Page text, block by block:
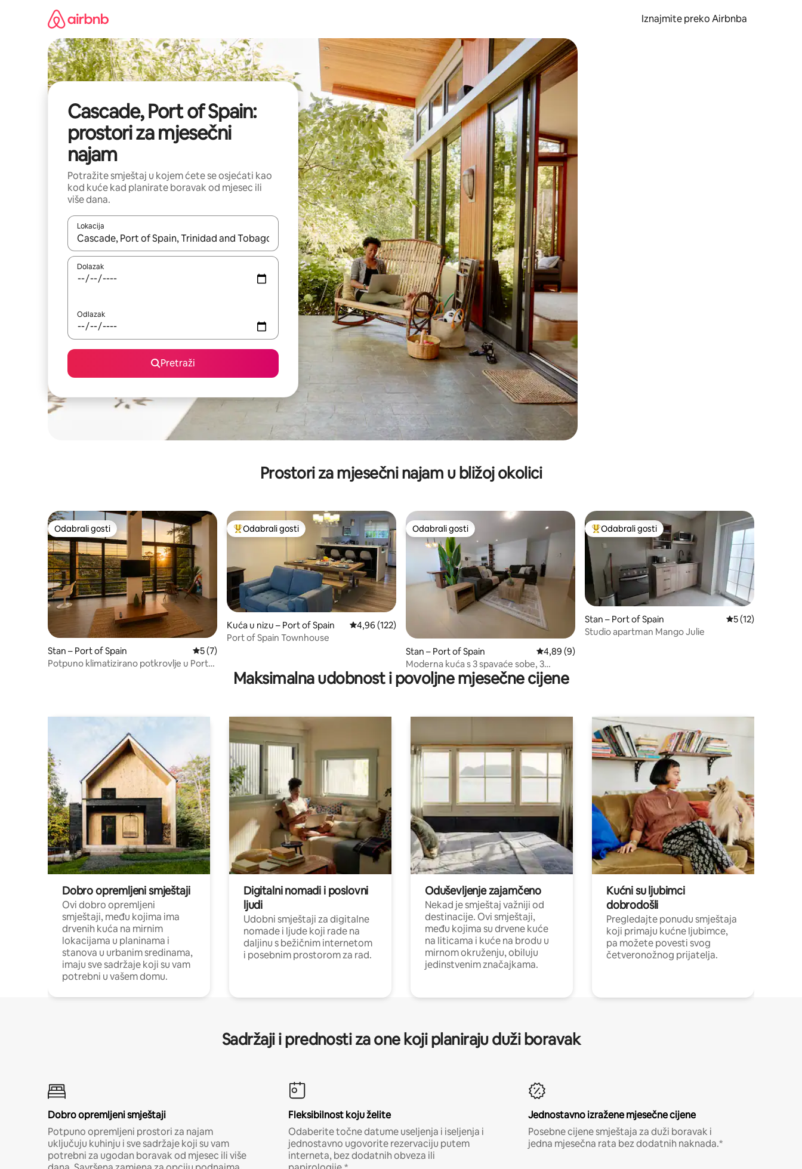
Iznajmite preko Airbnba
Cascade, Port of Spain:
prostori za mjesečni
najam
Potražite smještaj u kojem ćete se osjećati kao
kod kuće kad planirate boravak od mjesec ili
više dana.
Lokacija
Kada budu dostupni rezultati, moći ćete ih pregledati koristeći se strelicama prema gore i prema dolje, kao i dodirom ili prelaskom prstom po zaslonu.
Dolazak
Odlazak
Pretraži
Prostori za mjesečni najam u bližoj okolici
Odabrali gosti
Odabrali gosti
Stan – Port of Spain Prosječna ocjena: 5/5, recenzija: 7
5 (7)
Potpuno klimatizirano potkrovlje u Port
Među najviše rangiranima s oznakom „Odabrali gosti”
Odabrali gosti
Kuća u nizu – Port of Spain Prosječna ocjena: 4,96/5, recenzija: 122
4,96 (122)
Port of Spain Townhouse
Odabrali gosti
Odabrali gosti
Stan – Port of Spain Prosječna ocjena: 4,89/5, recenzija: 9
4,89 (9)
Moderna kuća s 3 spavaće sobe, 3
kupaonice i bazenom, 5 min do centra
POS-a
Među najviše rangiranima s oznakom „Odabrali gosti”
Odabrali gosti
Stan – Port of Spain Prosječna ocjena:
5 (12)
Studio apartman Mango Julie
Maksimalna udobnost i povoljne mjesečne cijene
Dobro opremljeni smještaji
Ovi dobro opremljeni
smještaji, među kojima ima
drvenih kuća na mirnim
lokacijama u planinama i
stanova u urbanim sredinama,
imaju sve sadržaje koji su vam
potrebni u vašem domu.
Digitalni nomadi i poslovni
ljudi
Udobni smještaji za digitalne
nomade i ljude koji rade na
daljinu s bežičnim internetom
i posebnim prostorom za rad.
Oduševljenje zajamčeno
Nekad je smještaj važniji od
destinacije. Ovi smještaji,
među kojima su drvene kuće
na liticama i kuće na brodu u
mirnom okruženju, obiluju
jedinstvenim značajkama.
Kućni su ljubimci
dobrodošli
Pregledajte ponudu smještaja
koji primaju kućne ljubimce,
pa možete povesti svog
četveronožnog prijatelja.
Sadržaji i prednosti za one koji planiraju duži boravak
Dobro opremljeni smještaji
Potpuno opremljeni prostori za najam
uključuju kuhinju i sve sadržaje koji su vam
potrebni za ugodan boravak od mjesec ili više
Fleksibilnost koju želite
Odaberite točne datume useljenja i iseljenja i
jednostavno ugovorite rezervaciju putem
interneta, bez dodatnih obveza ili
Jednostavno izražene mjesečne cijene
Posebne cijene smještaja za duži boravak i
jedna mjesečna rata bez dodatnih naknada.*